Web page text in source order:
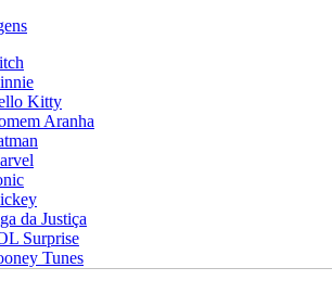
Kitty
Aranha
da Justiça
Surprise
Tunes